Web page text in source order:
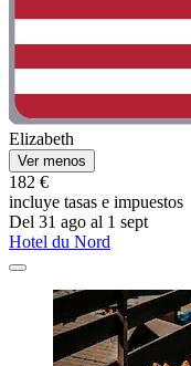
Elizabeth
Ver menos
182 €
incluye tasas e impuestos
Del 31 ago al 1 sept
Hotel du Nord